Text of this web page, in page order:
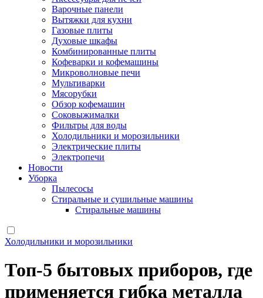
Варочные панели
Вытяжки для кухни
Газовые плиты
Духовые шкафы
Комбинированные плиты
Кофеварки и кофемашины
Микроволновые печи
Мультиварки
Мясорубки
Обзор кофемашин
Соковыжималки
Фильтры для воды
Холодильники и морозильники
Электрические плиты
Электропечи
Новости
Уборка
Пылесосы
Стиральные и сушильные машины
Стиральные машины
Холодильники и морозильники
Топ-5 бытовых приборов, где
применяется гибка металла